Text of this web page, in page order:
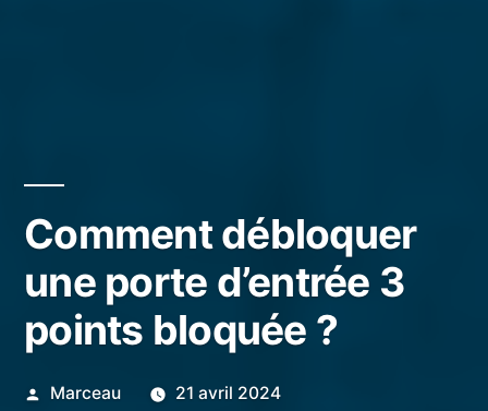
Comment débloquer
une porte d’entrée 3
points bloquée ?
Publié
Marceau
21 avril 2024